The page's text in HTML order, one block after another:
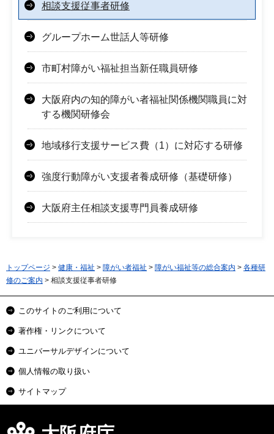
相談支援従事者研修
グループホーム世話人等研修
市町村障がい福祉担当新任職員研修
大阪府内の知的障がい者福祉関係機関職員に対
する機関研修会
地域移行支援サービス費（1）に対応する研修
強度行動障がい支援者養成研修（基礎研修）
大阪府主任相談支援専門員養成研修
トップページ > 健康・福祉 > 障がい者福祉 > 障がい福祉等の総合案内 > 各種研
修のご案内 > 相談支援従事者研修
このサイトのご利用について
著作権・リンクについて
ユニバーサルデザインについて
個人情報の取り扱い
サイトマップ